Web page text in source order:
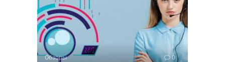
Обзоры 0